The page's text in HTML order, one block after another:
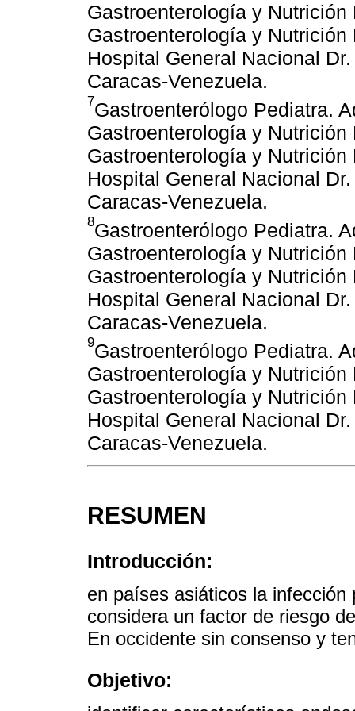
Gastroenterología y
Gastroenterología y
Hospital General Nacional
Caracas-Venezuela.
7Gastroenterólogo Pediatra.
Gastroenterología y
Gastroenterología y
Hospital General Nacional
Caracas-Venezuela.
8Gastroenterólogo Pediatra.
Gastroenterología y
Gastroenterología y
Hospital General Nacional
Caracas-Venezuela.
9Gastroenterólogo Pediatra.
Gastroenterología y
Gastroenterología y
Hospital General Nacional
Caracas-Venezuela.
RESUMEN
Introducción:
en países asiáticos la
considera un factor de riesgo
En occidente sin consenso y
Objetivo: